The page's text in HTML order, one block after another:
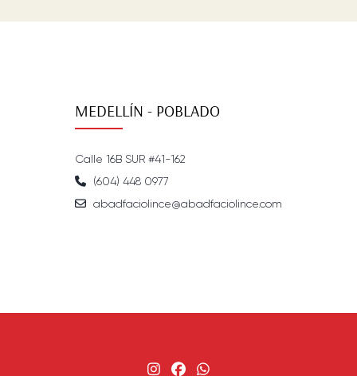
MEDELLÍN - POBLADO
Calle 16B SUR #41-162
(604) 448 0977
abadfaciolince@abadfaciolince.com